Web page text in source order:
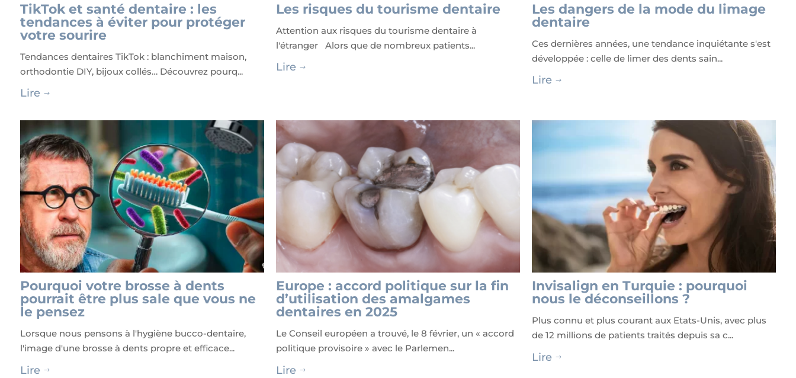
TikTok et santé dentaire : les
tendances à éviter pour protéger
votre sourire
Tendances dentaires TikTok : blanchiment maison,
orthodontie DIY, bijoux collés… Découvrez pourq...
Lire $
Les risques du tourisme dentaire
Attention aux risques du tourisme dentaire à
l'étranger Alors que de nombreux patients...
Lire $
Les dangers de la mode du limage
dentaire
Ces dernières années, une tendance inquiétante s'est
développée : celle de limer des dents sain...
Lire $
Pourquoi votre brosse à dents
pourrait être plus sale que vous ne
le pensez
Lorsque nous pensons à l'hygiène bucco-dentaire,
l'image d'une brosse à dents propre et efficace...
Lire $
Europe : accord politique sur la fin
d’utilisation des amalgames
dentaires en 2025
Le Conseil européen a trouvé, le 8 février, un « accord
politique provisoire » avec le Parlemen...
Lire $
Invisalign en Turquie : pourquoi
nous le déconseillons ?
Plus connu et plus courant aux Etats-Unis, avec plus
de 12 millions de patients traités depuis sa c...
Lire $